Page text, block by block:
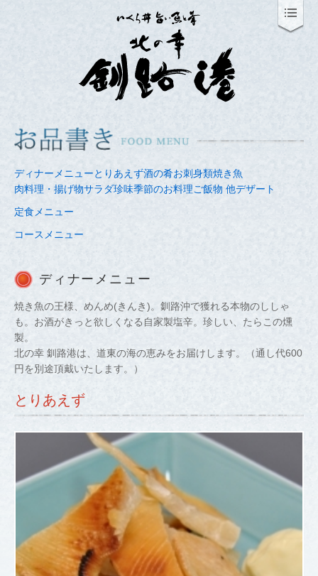
ディナーメニューとりあえず酒の肴お刺身類焼き魚
肉料理・揚げ物サラダ珍味季節のお料理ご飯物 他デザート
定食メニュー
コースメニュー
ディナーメニュー
焼き魚の王様、めんめ(きんき)。釧路沖で獲れる本物のししゃ
も。お酒がきっと欲しくなる自家製塩辛。珍しい、たらこの燻
製。
北の幸 釧路港は、道東の海の恵みをお届けします。（通し代600
円を別途頂戴いたします。）
とりあえず